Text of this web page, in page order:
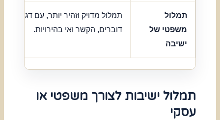
תמלול
משפטי של
ישיבה
תמלול מדויק וזהיר יותר, עם דגש על
דוברים, הקשר ואי בהירויות.
תמלול ישיבות לצורך משפטי או
עסקי